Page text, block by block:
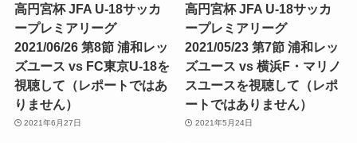
高円宮杯 JFA U-18サッカ
ープレミアリーグ
2021/06/26 第8節 浦和レッ
ズユース vs FC東京U-18を
視聴して（レポートではあ
りません）
2021年6月27日
高円宮杯 JFA U-18サッカ
ープレミアリーグ
2021/05/23 第7節 浦和レッ
ズユース vs 横浜F・マリノ
スユースを視聴して（レポ
ートではありません）
2021年5月24日